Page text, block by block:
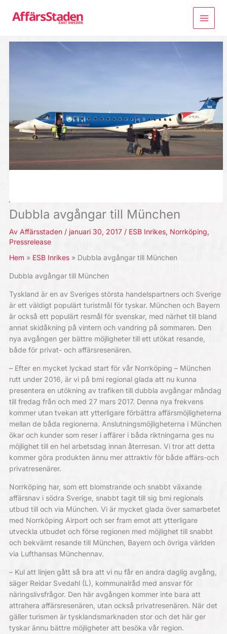
Dubbla avgångar till München
Av Affärsstaden / januari 30, 2017 / ESB Inrikes, Norrköping,
Pressrelease
Hem
ESB Inrikes Dubbla avgångar till München
Dubbla avgångar till München
Tyskland är en av Sveriges största handelspartners och Sverige
är ett väldigt populärt turistmål för tyskar. München och Bayern
är också ett populärt resmål för svenskar, med närhet till bland
annat skidåkning på vintern och vandring på sommaren. Den
nya avgången ger bättre möjligheter till ett utökat resande,
både för privat- och affärsresenären.
– Efter en mycket lyckad start för vår Norrköping – München
rutt under 2016, är vi på bmi regional glada att nu kunna
presentera en utökning av trafiken till dubbla avgångar måndag
till fredag från och med 27 mars 2017. Denna nya frekvens
kommer utan tvekan att ytterligare förbättra affärsmöjligheterna
mellan de båda regionerna. Anslutningsmöjligheterna i München
ökar och kunder som reser i affärer i båda riktningarna ges nu
möjlighet till en hel arbetsdag innan återresan. Vi tror att detta
kommer göra produkten ännu mer attraktiv för både affärs-och
privatresenärer.
Norrköping har, som ett blomstrande och snabbt växande
affärsnav i södra Sverige, snabbt tagit till sig bmi regionals
utbud till och via München. Vi är mycket glada över samarbetet
med Norrköping Airport och ser fram emot att ytterligare
utveckla utbudet och förse regionen med möjlighet till snabbt
och bekvämt resande till München, Bayern och övriga världen
via Lufthansas Münchennav.
– Kul att linjen gått så bra att vi nu får en andra daglig avgång,
säger Reidar Svedahl (L), kommunalråd med ansvar för
näringslivsfrågor. Den här avgången kommer inte bara att
attrahera affärsresenären, utan också privatresenären. När det
gäller turismen är tysklandsmarknaden stor och det här ger
tyskar ännu bättre möjligheter att besöka vår region.